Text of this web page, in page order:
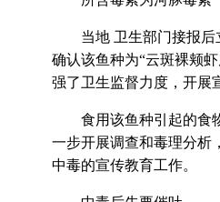
当地 卫生部门接报后立
确认该鱼种为“云斑裸颊
强了卫生监督力度，开展
食用该鱼种引起的食物
一步开展调查和毒理分析
中毒的宣传教育工作。